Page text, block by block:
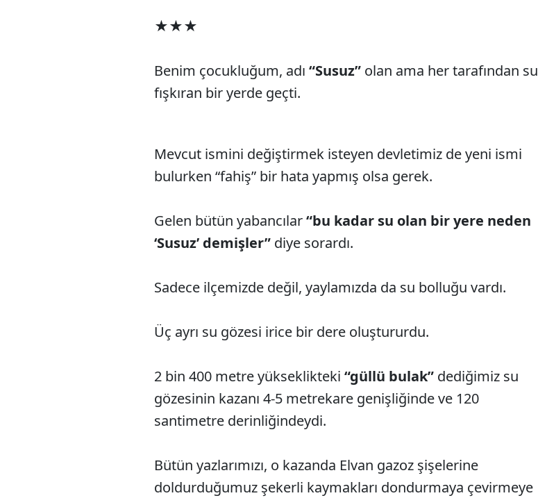
★★★
Benim çocukluğum, adı “Susuz”olan ama her tarafından su
fışkıran bir yerde geçti.
Mevcut ismini değiştirmek isteyen devletimiz de yeni ismi
bulurken “fahiş” bir hata yapmış olsa gerek.
Gelen bütün yabancılar“bu kadar su olan bir yere neden
‘Susuz’ demişler” diye sorardı.
Sadece ilçemizde değil, yaylamızda da su bolluğu vardı.
Üç ayrı su gözesi irice bir dere oluştururdu.
2 bin 400 metre yükseklikteki “güllü bulak” dediğimiz su
gözesinin kazanı 4-5 metrekare genişliğinde ve 120
santimetre derinliğindeydi.
Bütün yazlarımızı, o kazanda Elvan gazoz şişelerine
doldurduğumuz şekerli kaymakları dondurmaya çevirmeye